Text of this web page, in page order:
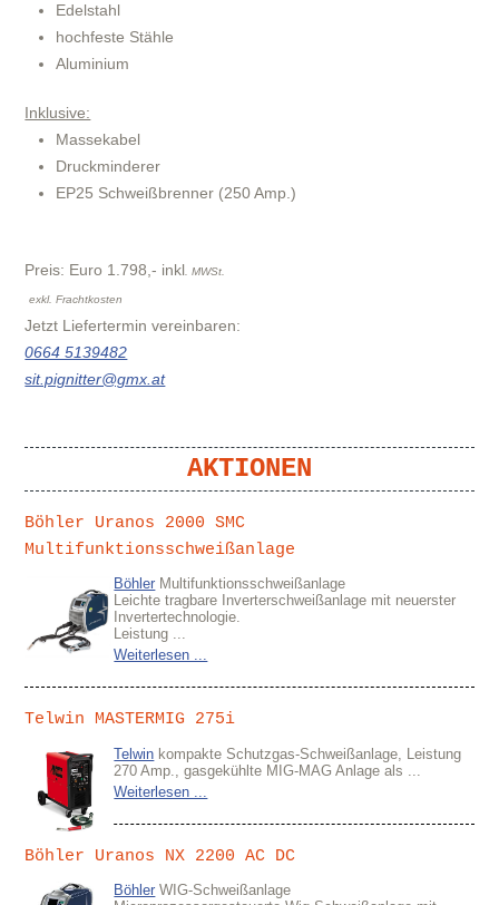
Edelstahl
hochfeste Stähle
Aluminium
Inklusive:
Massekabel
Druckminderer
EP25 Schweißbrenner (250 Amp.)
Preis: Euro 1.798,- inkl . MWSt.
exkl. Frachtkosten
Jetzt Liefertermin vereinbaren:
0664 5139482
sit.pignitter@gmx.at
AKTIONEN
Böhler Uranos 2000 SMC
Multifunktionsschweißanlage
Böhler Multifunktionsschweißanlage
Leichte tragbare Inverterschweißanlage mit neuerster
Invertertechnologie.
Leistung ...
Weiterlesen ...
Telwin MASTERMIG 275i
Telwin kompakte Schutzgas-Schweißanlage, Leistung
270 Amp., gasgekühlte MIG-MAG Anlage als ...
Weiterlesen ...
Böhler Uranos NX 2200 AC DC
Böhler WIG-Schweißanlage